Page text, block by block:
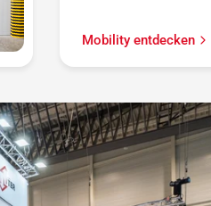
Mobility entdecken